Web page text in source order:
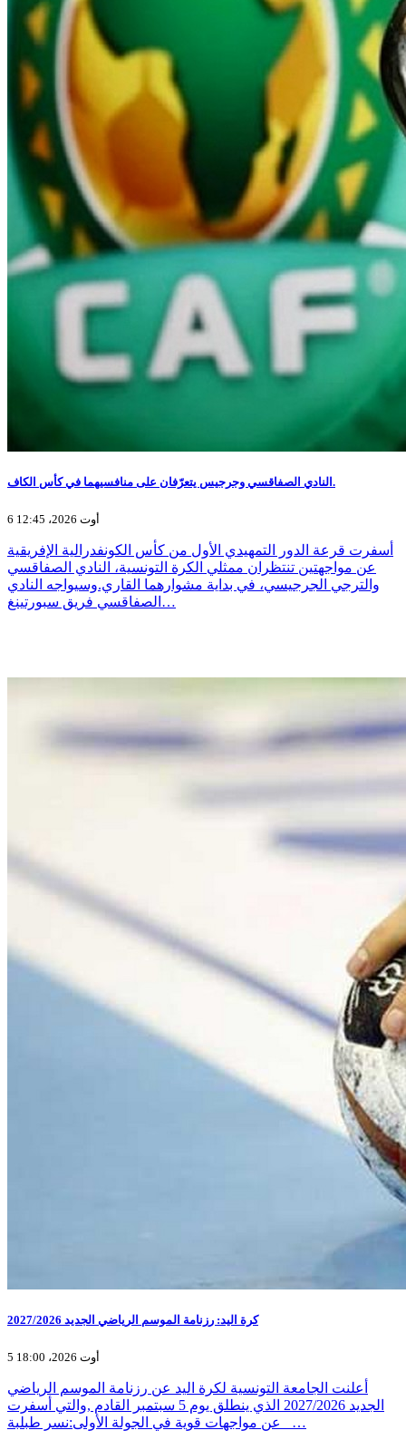
النادي الصفاقسي وجرجيس يتعرّفان على منافسيهما في كأس الكاف.
6 أوت 2026، 12:45
أسفرت قرعة الدور التمهيدي الأول من كأس الكونفدرالية الإفريقية
عن مواجهتين تنتظران ممثلي الكرة التونسية، النادي الصفاقسي
والترجي الجرجيسي، في بداية مشوارهما القاري.وسيواجه النادي
الصفاقسي فريق سبورتينغ…
كرة اليد: رزنامة الموسم الرياضي الجديد 2027/2026
5 أوت 2026، 18:00
أعلنت الجامعة التونسية لكرة اليد عن رزنامة الموسم الرياضي
الجديد 2027/2026 الذي ينطلق يوم 5 سبتمبر القادم ,والتي أسفرت
عن مواجهات قوية في الجولة الأولى:نسر طبلبة _…